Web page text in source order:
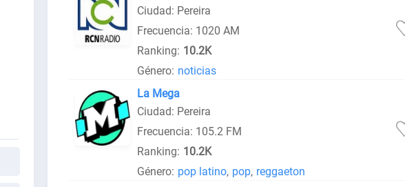
Ciudad: Pereira
Frecuencia: 1020 AM
Ranking: 10.2K
Género: noticias
La Mega
Ciudad: Pereira
Frecuencia: 105.2 FM
Ranking: 10.2K
Género: pop latino, pop, reggaeton